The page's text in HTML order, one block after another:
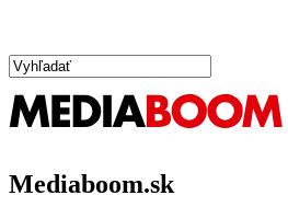
Mediaboom.sk